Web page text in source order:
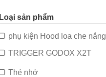
crumpler
Sandick
Loại sản phẩm
phụ kiện Hood loa che nắng
TRIGGER GODOX X2T
Thẻ nhớ